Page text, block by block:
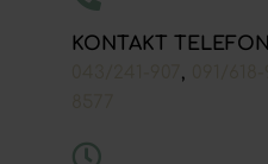
KONTAKT TELEFONI
,